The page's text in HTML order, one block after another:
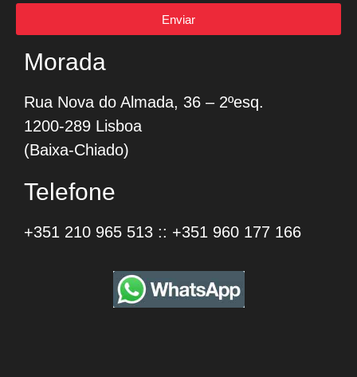
Morada
Rua Nova do Almada, 36 – 2ºesq.
1200-289 Lisboa
(Baixa-Chiado)
Telefone
+351 210 965 513 :: +351 960 177 166
Enviar